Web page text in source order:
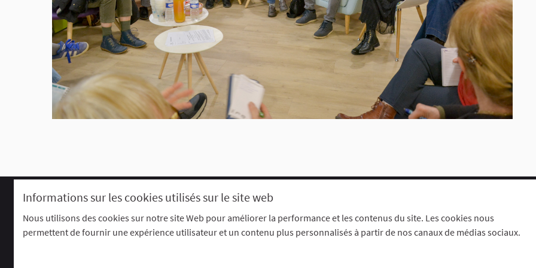
Informations sur les cookies utilisés sur le site web
Nous utilisons des cookies sur notre site Web pour améliorer la performance et les contenus du site. Les cookies nous
permettent de fournir une expérience utilisateur et un contenu plus personnalisés à partir de nos canaux de médias sociaux.
Comment participer ? Le R'Lab
Mentions légales
Charte d'utilisation
Contacts Paramètres des cookies